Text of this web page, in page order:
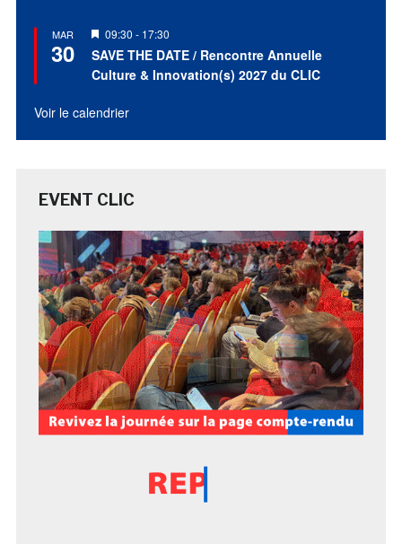
MAR
30
Mis
en
avant
09:30 - 17:30
SAVE THE DATE / Rencontre Annuelle
Culture & Innovation(s) 2027 du CLIC
Voir le calendrier
EVENT CLIC